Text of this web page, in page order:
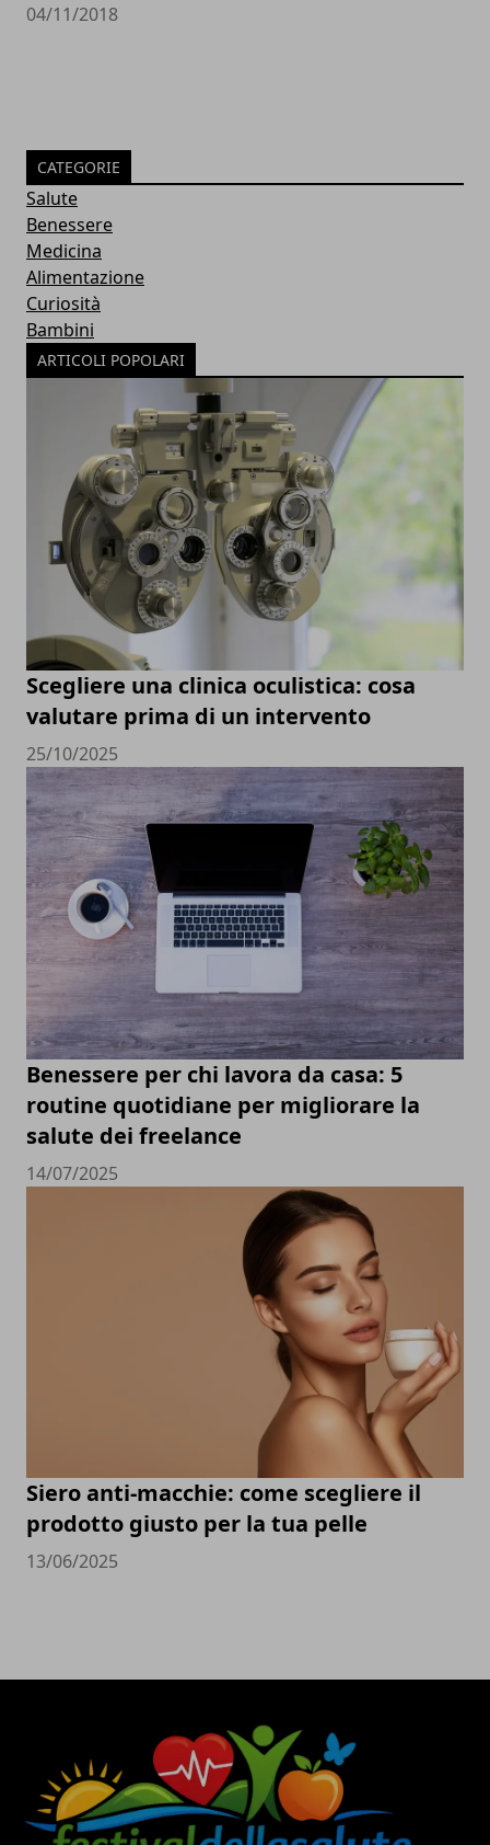
04/11/2018
CATEGORIE
Salute
Benessere
Medicina
Alimentazione
Curiosità
Bambini
ARTICOLI POPOLARI
Scegliere una clinica oculistica: cosa
valutare prima di un intervento
25/10/2025
Benessere per chi lavora da casa: 5
routine quotidiane per migliorare la
salute dei freelance
14/07/2025
Siero anti-macchie: come scegliere il
prodotto giusto per la tua pelle
13/06/2025